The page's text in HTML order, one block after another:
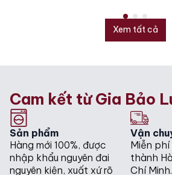
Xem tất cả
Cam kết từ Gia Bảo
Sản phẩm
Hàng mới 100%, được
nhập khẩu nguyên đai
nguyên kiện, xuất xứ rõ
Vận
Miễn
thành
Chí